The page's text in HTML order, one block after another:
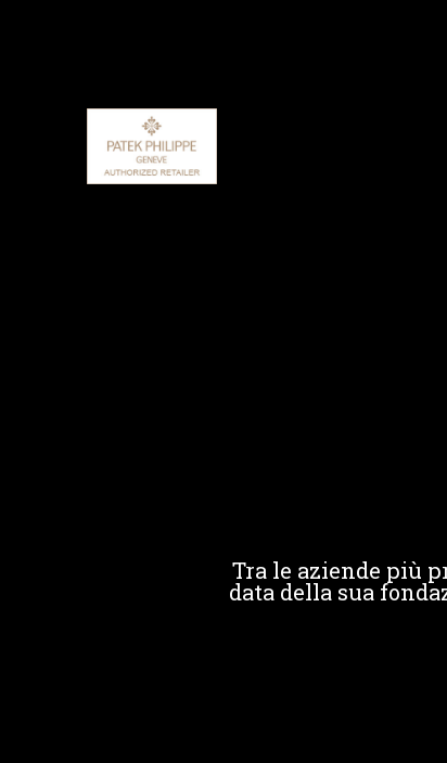
Tra le aziende più
data della sua